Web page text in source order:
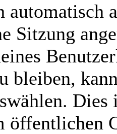
automatisch
Sitzung
bleiben,
öffentlichen